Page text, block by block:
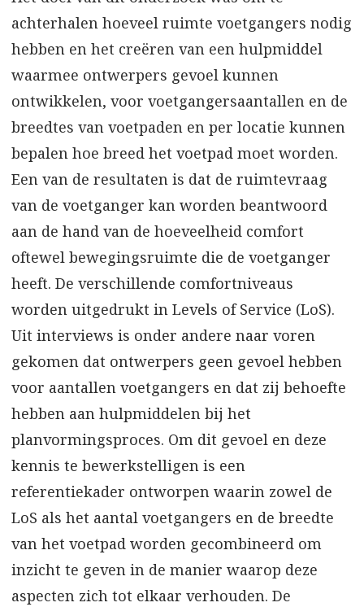
achterhalen hoeveel ruimte voetgangers nodig
hebben en het creëren van een hulpmiddel
waarmee ontwerpers gevoel kunnen
ontwikkelen, voor voetgangersaantallen en de
breedtes van voetpaden en per locatie kunnen
bepalen hoe breed het voetpad moet worden.
Een van de resultaten is dat de ruimtevraag
van de voetganger kan worden beantwoord
aan de hand van de hoeveelheid comfort
oftewel bewegingsruimte die de voetganger
heeft. De verschillende comfortniveaus
worden uitgedrukt in Levels of Service (LoS).
Uit interviews is onder andere naar voren
gekomen dat ontwerpers geen gevoel hebben
voor aantallen voetgangers en dat zij behoefte
hebben aan hulpmiddelen bij het
planvormingsproces. Om dit gevoel en deze
kennis te bewerkstelligen is een
referentiekader ontworpen waarin zowel de
LoS als het aantal voetgangers en de breedte
van het voetpad worden gecombineerd om
inzicht te geven in de manier waarop deze
aspecten zich tot elkaar verhouden. De